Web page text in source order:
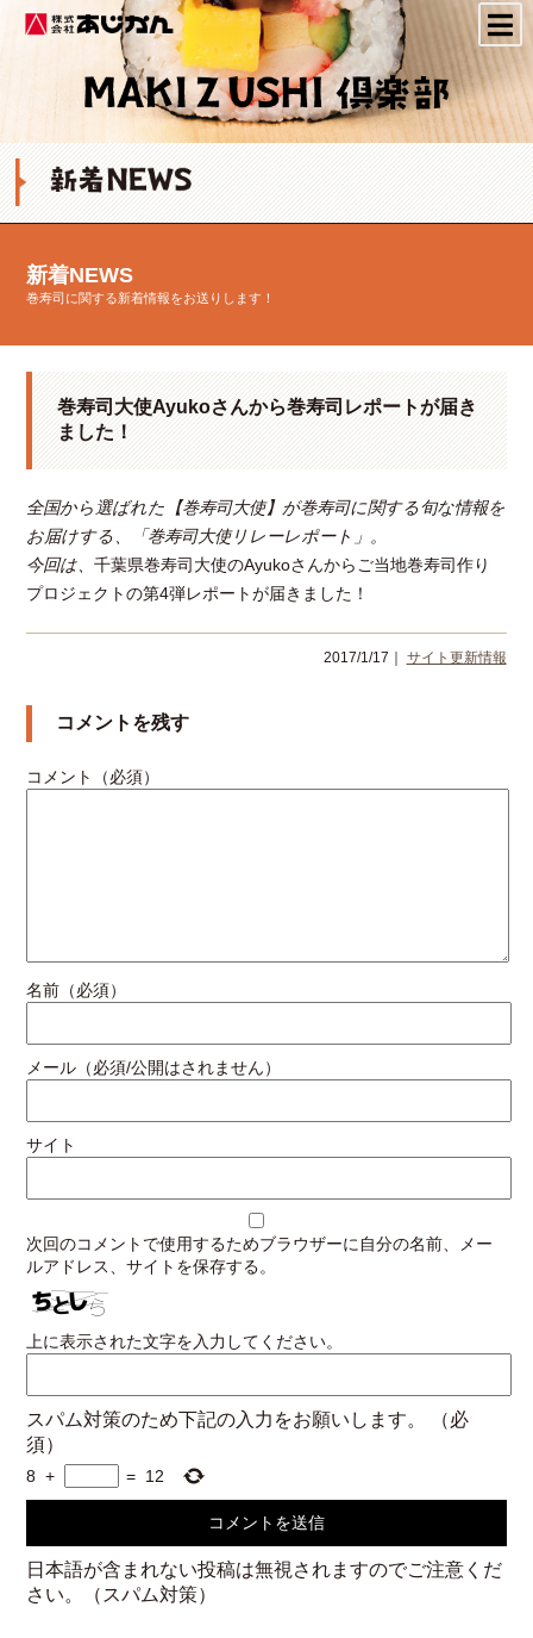
株式会社あじかん
新着NEWS
巻寿司に関する新着情報をお送りします！
巻寿司大使Ayukoさんから巻寿司レポートが届き
ました！
全国から選ばれた【巻寿司大使】が巻寿司に関する旬な情報を
お届けする、「巻寿司大使リレーレポート」。
今回は、千葉県巻寿司大使のAyukoさんからご当地巻寿司作り
プロジェクトの第4弾レポートが届きました！
2017/1/17｜ サイト更新情報
コメントを残す
コメント（必須）
名前（必須）
メール（必須/公開はされません）
サイト
次回のコメントで使用するためブラウザーに自分の名前、メー
ルアドレス、サイトを保存する。
上に表示された文字を入力してください。
スパム対策のため下記の入力をお願いします。
（必
須）
8 + = 12
日本語が含まれない投稿は無視されますのでご注意くだ
さい。（スパム対策）